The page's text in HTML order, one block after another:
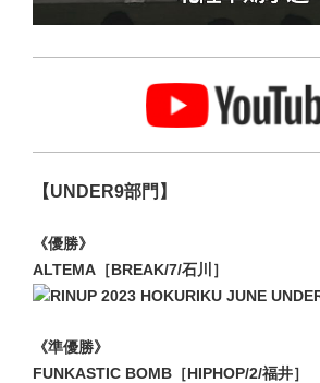
【UNDER9部門】
《優勝》
ALTEMA［BREAK/7/石川］
《準優勝》
FUNKASTIC BOMB［HIPHOP/2/福井］